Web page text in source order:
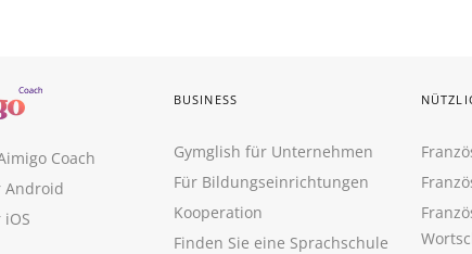
Coach
Android
BUSINESS
Gymglish für Unternehmen
Für Bildungseinrichtungen
Kooperation
Finden Sie eine Sprachschule